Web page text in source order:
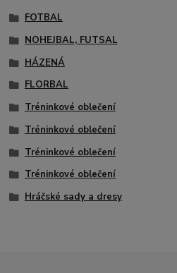
FOTBAL
NOHEJBAL, FUTSAL
HÁZENÁ
FLORBAL
Tréninkové oblečení
Tréninkové oblečení
Tréninkové oblečení
Tréninkové oblečení
Hráčské sady a dresy